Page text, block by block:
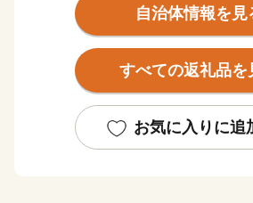
化遺産にも恵まれています。
現在、更なる発展を目指し、産業
力を活用した認定こども園や保育園
推進しています。
レックス蓮田」が完成し、令和３年
ル内の行政窓口（蓮田駅西口行政セ
自治体情報を見
すべての返礼品を
お気に入りに追